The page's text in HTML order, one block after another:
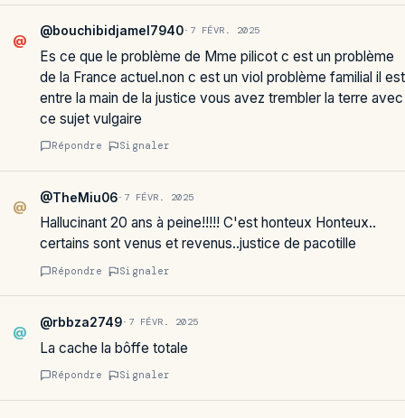
@
@bouchibidjamel7940· 7 FÉVR. 2025
Es ce que le problème de Mme pilicot c est un problème
de la France actuel.non c est un viol problème familial il est
entre la main de la justice vous avez trembler la terre avec
ce sujet vulgaire
Répondre Signaler
@
@TheMiu06· 7 FÉVR. 2025
Hallucinant 20 ans à peine!!!!! C'est honteux Honteux..
certains sont venus et revenus..justice de pacotille
Répondre Signaler
@
@rbbza2749· 7 FÉVR. 2025
La cache la bôffe totale
Répondre Signaler